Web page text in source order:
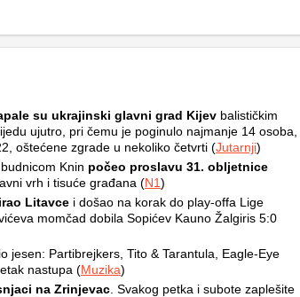
su ukrajinski glavni grad Kijev balističkim
ujutro, pri čemu je poginulo najmanje 14 osoba,
oštećene zgrade u nekoliko četvrti (Jutarnji)
Knin počeo proslavu 31. obljetnice
vrh i tisuće građana (N1)
Litavce i došao na korak do play-offa Lige
momčad dobila Sopićev Kauno Žalgiris 5:0
jesen: Partibrejkers, Tito & Tarantula, Eagle-Eye
nastupa (Muzika)
na Zrinjevac . Svakog petka i subote zaplešite